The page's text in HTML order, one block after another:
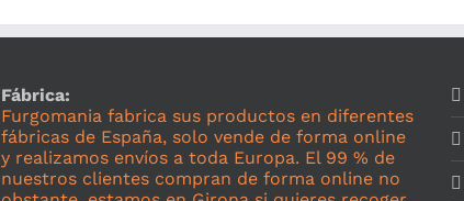
Fábrica:
Furgomania fabrica sus productos en diferentes
fábricas de España, solo vende de forma online
y realizamos envíos a toda Europa. El 99 % de
nuestros clientes compran de forma online no